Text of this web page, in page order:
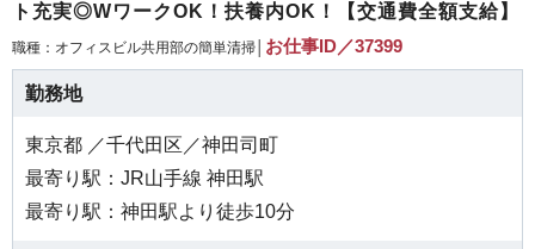
ト充実◎WワークOK！扶養内OK！【交通費全額支給】
職種：オフィスビル共用部の簡単清掃│ お仕事ID／37399
勤務地
東京都 ／千代田区／神田司町
最寄り駅：JR山手線 神田駅
最寄り駅：神田駅より徒歩10分